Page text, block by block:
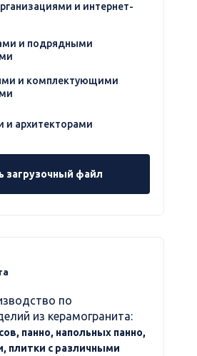
и интернет-
и подрядными
и комплектующими
и архитекторами
загрузочный файл
по
из керамогранита:
панно, напольных панно,
плитки с различными